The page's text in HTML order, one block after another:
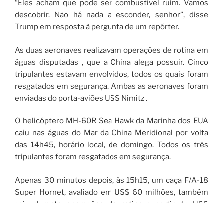
“Eles acham que pode ser combustível ruim. Vamos
descobrir. Não há nada a esconder, senhor”, disse
Trump em resposta à pergunta de um repórter.
As duas aeronaves realizavam operações de rotina em
águas disputadas , que a China alega possuir. Cinco
tripulantes estavam envolvidos, todos os quais foram
resgatados em segurança. Ambas as aeronaves foram
enviadas do porta-aviões USS Nimitz .
O helicóptero MH-60R Sea Hawk da Marinha dos EUA
caiu nas águas do Mar da China Meridional por volta
das 14h45, horário local, de domingo. Todos os três
tripulantes foram resgatados em segurança.
Apenas 30 minutos depois, às 15h15, um caça F/A-18
Super Hornet, avaliado em US$ 60 milhões, também